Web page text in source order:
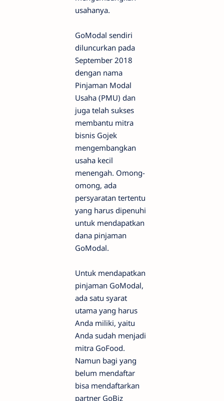
usahanya.
GoModal sendiri
diluncurkan pada
September 2018
dengan nama
Pinjaman Modal
Usaha (PMU) dan
juga telah sukses
membantu mitra
bisnis Gojek
mengembangkan
usaha kecil
menengah. Omong-
omong, ada
persyaratan tertentu
yang harus dipenuhi
untuk mendapatkan
dana pinjaman
GoModal.
Untuk mendapatkan
pinjaman GoModal,
ada satu syarat
utama yang harus
Anda miliki, yaitu
Anda sudah menjadi
mitra GoFood.
Namun bagi yang
belum mendaftar
bisa mendaftarkan
partner GoBiz